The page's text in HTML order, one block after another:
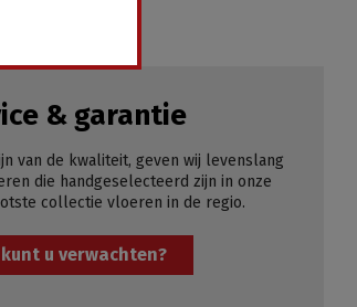
& garantie
van de kwaliteit, geven wij levenslang
die handgeselecteerd zijn in onze
collectie vloeren in de regio.
u verwachten?